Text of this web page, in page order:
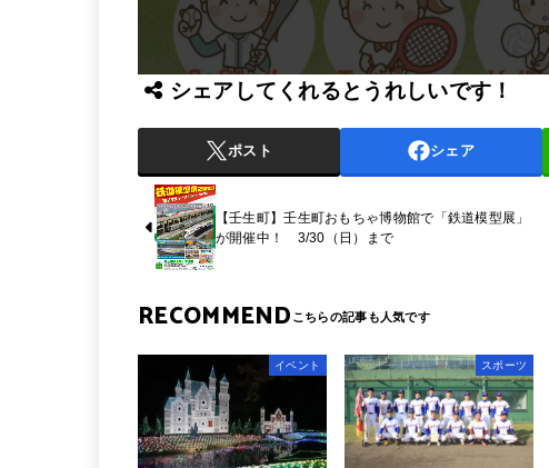
シェアしてくれるとうれしいです！
ポスト シェア
【壬生町】壬生町おもちゃ博物館で「鉄道模型展」
が開催中！ 3/30（日）まで
RECOMMEND
イベント スポーツ